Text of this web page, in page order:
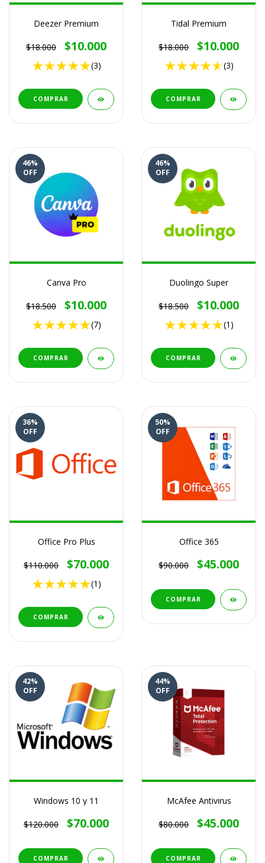
Deezer Premium
$18.000 $10.000
(3)
COMPRAR
Tidal Premium
$18.000 $10.000
(3)
COMPRAR
46%
OFF
Canva Pro
$18.500 $10.000
(7)
COMPRAR
46%
OFF
Duolingo Super
$18.500 $10.000
(1)
COMPRAR
36%
OFF
Office Pro Plus
$110.000 $70.000
(1)
COMPRAR
50%
OFF
Office 365
$90.000 $45.000
COMPRAR
42%
OFF
Windows 10 y 11
$120.000 $70.000
COMPRAR
44%
OFF
McAfee Antivirus
$80.000 $45.000
COMPRAR